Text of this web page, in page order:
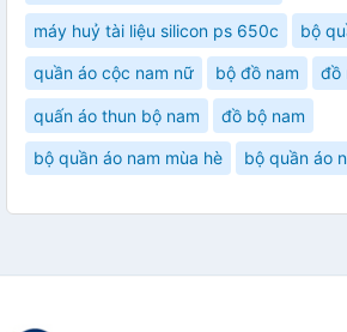
máy huỷ tài liệu silicon ps 650c bộ
quần áo cộc nam nữ bộ đồ nam đồ
quấn áo thun bộ nam đồ bộ nam
bộ quần áo nam mùa hè bộ quần áo